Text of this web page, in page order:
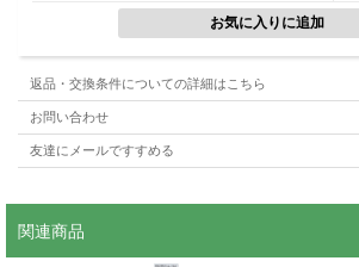
返品・交換条件についての詳細はこちら
お問い合わせ
友達にメールですすめる
関連商品